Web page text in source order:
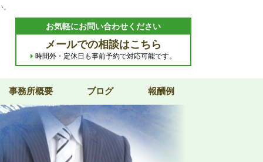
お気軽にお問い合わせください
メールでの相談はこちら
時間外・定休日も事前予約で対応可能です。
事務所概要 ブログ 報酬例